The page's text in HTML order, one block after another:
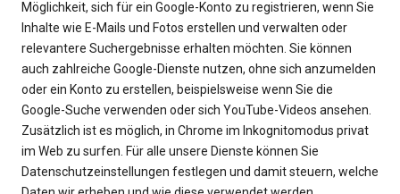
Möglichkeit, sich für ein Google-Konto zu registrieren, wenn Sie
Inhalte wie E-Mails und Fotos erstellen und verwalten oder
relevantere Suchergebnisse erhalten möchten. Sie können
auch zahlreiche Google-Dienste nutzen, ohne sich anzumelden
oder ein Konto zu erstellen, beispielsweise wenn Sie die
Google-Suche verwenden oder sich YouTube-Videos ansehen.
Zusätzlich ist es möglich, in Chrome im Inkognitomodus privat
im Web zu surfen. Für alle unsere Dienste können Sie
Datenschutzeinstellungen festlegen und damit steuern, welche